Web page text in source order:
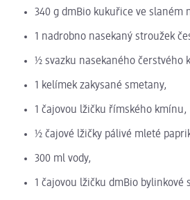
340 g dmBio kukuřice ve slaném
1 nadrobno nasekaný stroužek
½ svazku nasekaného čerstvého
1 kelímek zakysané smetany,
1 čajovou lžičku římského kmínu,
½ čajové lžičky pálivé mleté
300 ml vody,
1 čajovou lžičku dmBio bylinkové